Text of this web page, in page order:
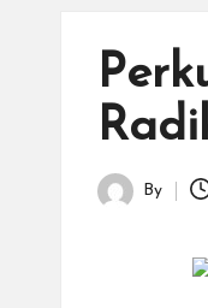
M
Posted
By